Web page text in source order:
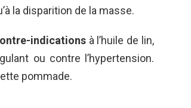
la disparition de la masse.
indicationsà l’huile de lin,
ou contre l’hypertension.
pommade.